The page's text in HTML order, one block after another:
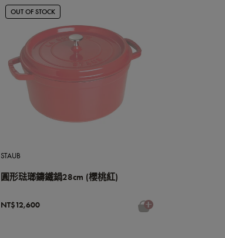
OUT OF STOCK
STAUB
圓形琺瑯鑄鐵鍋28cm (櫻桃紅)
NT$12,600